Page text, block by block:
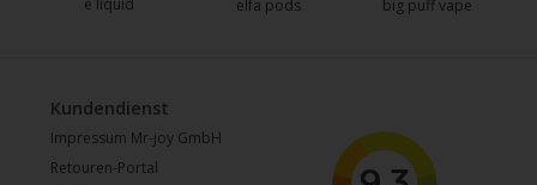
e liquid elfa pods big puff vape
Kundendienst
Impressum Mr-joy GmbH
Retouren-Portal